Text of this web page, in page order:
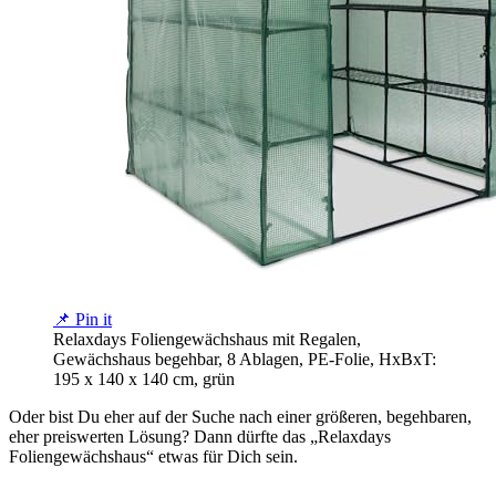
📌 Pin it
Relaxdays Foliengewächshaus mit Regalen,
Gewächshaus begehbar, 8 Ablagen, PE-Folie, HxBxT:
195 x 140 x 140 cm, grün
Oder bist Du eher auf der Suche nach einer größeren, begehbaren,
eher preiswerten Lösung? Dann dürfte das „Relaxdays
Foliengewächshaus“ etwas für Dich sein.